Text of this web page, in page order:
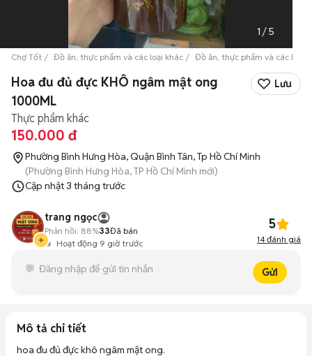
1 /5
Chợ Tốt Đồ ăn, thực phẩm và các loại khác Đồ ăn, thực phẩm và các loại
Hoa đu đủ đực KHÔ ngâm mật ong
1000ML
Lưu
Thực phẩm khác
150.000 đ
Phường Bình Hưng Hòa, Quận Bình Tân, Tp Hồ Chí Minh
(Phường Bình Hưng Hòa, TP Hồ Chí Minh mới)
Cập nhật3 tháng trước
trang ngọc
Hoạt động 9 giờ trước
Phản hồi: 88%33Đã bán 5
14 đánh giá
Gửi
Mô tả chi tiết
hoa đu đủ đực khô ngâm mật ong.